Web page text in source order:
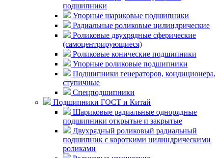
подшипники
Упорные шариковые подшипники
Радиальные роликовые цилиндрические
Роликовые двухрядные сферические
(самоцентрирующиеся)
Роликовые конические подшипники
Упорные роликовые подшипники
Подшипники генераторов, кондиционера,
ступичные
Спецподшипники
Подшипники ГОСТ и Китай
Шариковые радиальные однорядные
подшипники открытые и закрытые
Двухрядный роликовый радиальный
подшипник с короткими цилиндрическими
роликами